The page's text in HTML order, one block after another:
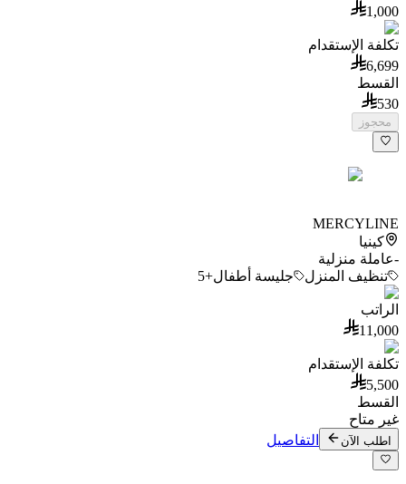
1,000
تكلفة الإستقدام
6,699
القسط
530
محجوز
MERCYLINE
كينيا
-عاملة منزلية
تنظيف المنزل
جليسة أطفال+5
الراتب
11,000
تكلفة الإستقدام
5,500
القسط
غير متاح
اطلب الآن التفاصيل